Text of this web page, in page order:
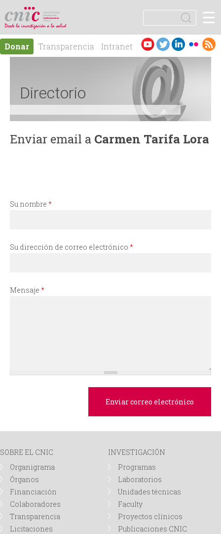
logotipo
En
gli
Es
pa
F
o
r
m
o
q
u
a
u
s
c
a
r
Donar Transparencia
Intranet
Contacto
☰
Directorio
Enviar email a Carmen Tarifa Lora
Su nombre *
Su dirección de correo electrónico *
Mensaje *
SOBRE EL CNIC
Organigrama
Órganos
Financiación
Colaboradores
Transparencia
Licitaciones
INVESTIGACIÓN
Programas
Laboratorios
Unidades técnicas
Faculty
Proyectos clínicos
Publicaciones CNIC